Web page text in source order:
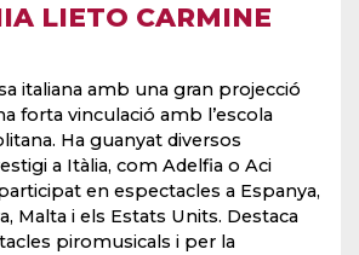
LIETO CARMINE
italiana amb una gran projecció
forta vinculació amb l’escola
Ha guanyat diversos
a Itàlia, com Adelfia o Aci
en espectacles a Espanya,
Malta i els Estats Units. Destaca
piromusicals i per la